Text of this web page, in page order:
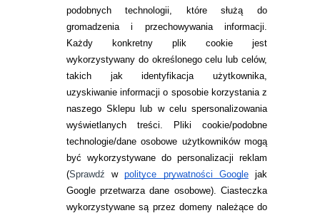
podobnych technologii, które służą do
gromadzenia i przechowywania informacji.
Każdy konkretny plik cookie jest
wykorzystywany do określonego celu lub celów,
takich jak identyfikacja użytkownika,
uzyskiwanie informacji o sposobie korzystania z
naszego Sklepu lub w celu spersonalizowania
wyświetlanych treści.
Pliki cookie/podobne
technologie/dane osobowe użytkowników mogą
być wykorzystywane do personalizacji reklam
(Sprawdźwpolityce prywatności Googlejak
Google przetwarza dane osobowe). Ciasteczka
wykorzystywane są przez domeny należące do
INFORMACJE KONTAKTOWE
JAK ZAMAWIAĆ?
ZWROTY I REKLAMACJA
WARUNKI ZAKUPÓW